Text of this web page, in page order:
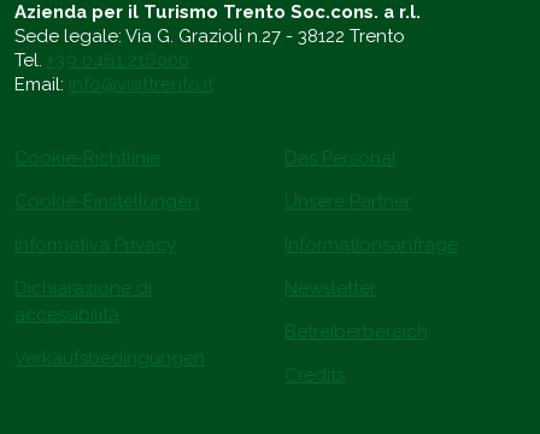
Azienda per il Turismo Trento Soc.cons. a r.l.
Sede legale: Via G. Grazioli n.27 - 38122 Trento
Tel. +39 0461 216000
Email: info@visittrento.it
Cookie-Richtlinie
Cookie-Einstellungen
Informativa Privacy
Dichiarazione di
accessibilità
Verkaufsbedingungen
Das Personal
Unsere Partner
Informationsanfrage
Newsletter
Betreiberbereich
Credits